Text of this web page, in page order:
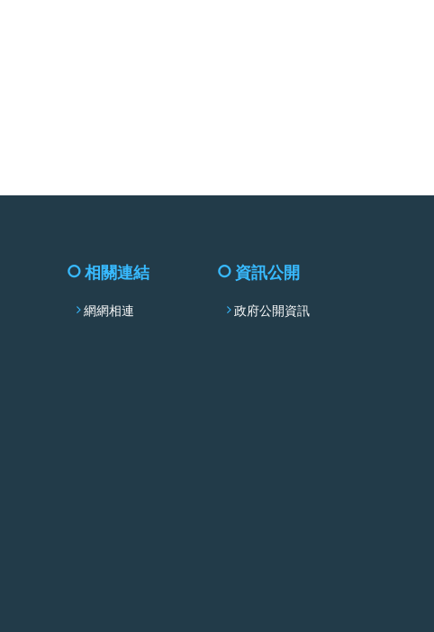
相關連結
網網相連
資訊公開
政府公開資訊